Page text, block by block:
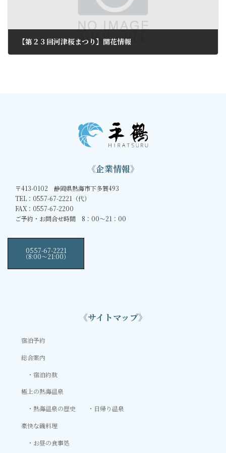
【第２３回河津桜まつり】開花情報
《企業情報》
〒413-0102 静岡県熱海市下多賀493
TEL：0557-67-2221（代）
FAX：0557-67-2200
ご予約・お問合せ時間 8：00～21：00
0557-67-2221
（8:00〜21:00）
《サイトマップ》
宿泊予約
総合案内
宿泊約款
極上の熱海温泉
熱海温泉の歴史
日帰り温泉
豪快な磯料理
お昼の食事処